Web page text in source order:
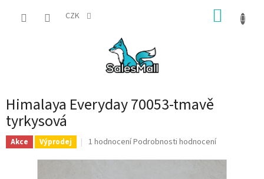
CZK
Himalaya Everyday 70053-tmavě
tyrkysová
Akce Výprodej
Průměrné
produktu
1 hodnoceníPodrobnosti hodnocení